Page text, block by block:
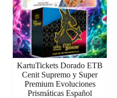
KartuTickets Dorado ETB
Cenit Supremo y Super
Premium Evoluciones
Prismáticas Español